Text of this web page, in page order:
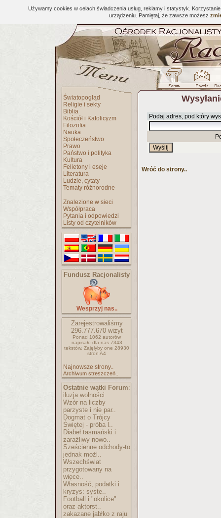
Używamy cookies w celach świadczenia usług, reklamy i statystyk.
urządzeniu. Pamiętaj, że zawsze możesz
Światopogląd
Religie i sekty
Biblia
Kościół i Katolicyzm
Filozofia
Nauka
Społeczeństwo
Prawo
Państwo i polityka
Kultura
Felietony i eseje
Literatura
Ludzie, cytaty
Tematy różnorodne
Znalezione w sieci
Współpraca
Pytania i odpowiedzi
Listy od czytelników
Fundusz Racjonalisty
Wesprzyj nas..
Zarejestrowaliśmy
296.777.670wizyt
Ponad 1062 autorów
napisało dla nas 7343
tekstów. Zajęłyby one 28930
stron A4
Najnowsze strony..
Archiwum streszczeń..
Ostatnie wątki Forum:
iluzja wolności
Wzór na liczby
parzyste i nie par..
Dogmat o Trójcy
Świętej - próba l..
Diabeł tasmański i
zaraźliwy nowo..
Sześcienne odchody-to
jednak możl..
Wszechświat
przygotowany na
więce..
Własność, podatki i
kryzys: syste..
Football i "okolice"
oraz aktorst..
zakazane jabłko z raju
Podaj adres, pod który
Wróć do strony..